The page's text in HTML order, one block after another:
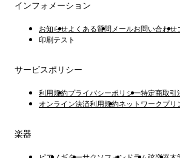
インフォメーション
お知らせよくある質問 メールお問い合わせ
印刷テスト
サービスポリシー
利用規約プライバシーポリシー特定商取引
オンライン決済利用規約ネットワークプリ
楽器